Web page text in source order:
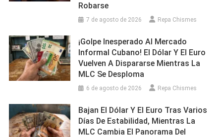
Robarse
7 de agosto de 2026 Repa Chismes
¡Golpe Inesperado Al Mercado
Informal Cubano! El Dólar Y El Euro
Vuelven A Dispararse Mientras La
MLC Se Desploma
6 de agosto de 2026 Repa Chismes
Bajan El Dólar Y El Euro Tras Varios
Días De Estabilidad, Mientras La
MLC Cambia El Panorama Del